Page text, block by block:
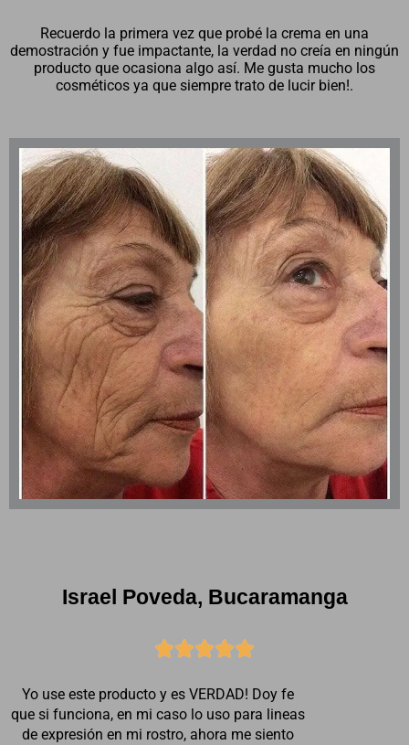
Recuerdo la primera vez que probé la crema en una
demostración y fue impactante, la verdad no creía en ningún
producto que ocasiona algo así. Me gusta mucho los
cosméticos ya que siempre trato de lucir bien!.
Israel Poveda, Bucaramanga

Yo use este producto y es VERDAD! Doy fe
que si funciona, en mi caso lo uso para lineas
de expresión en mi rostro, ahora me siento